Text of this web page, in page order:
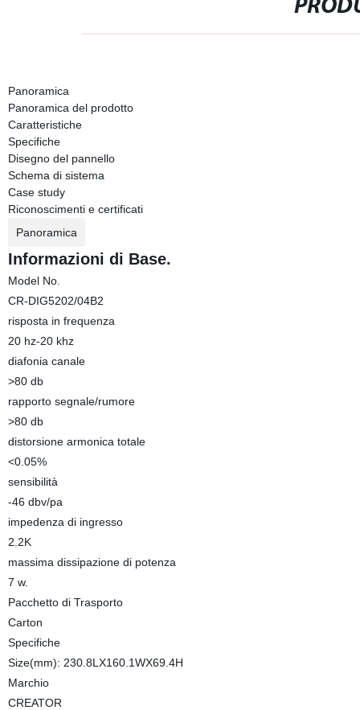
Panoramica
Panoramica del prodotto
Caratteristiche
Specifiche
Disegno del pannello
Schema di sistema
Case study
Riconoscimenti e certificati
Panoramica
Informazioni di Base.
Model No.
CR-DIG5202/04B2
risposta in frequenza
20 hz-20 khz
diafonia canale
>80 db
rapporto segnale/rumore
>80 db
distorsione armonica totale
<0.05%
sensibilità
-46 dbv/pa
impedenza di ingresso
2.2K
massima dissipazione di potenza
7 w.
Pacchetto di Trasporto
Carton
Specifiche
Size(mm): 230.8LX160.1WX69.4H
Marchio
CREATOR